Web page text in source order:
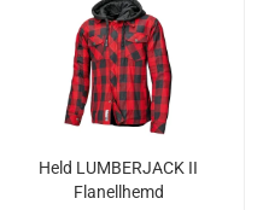
Held LUMBERJACK II
Flanellhemd